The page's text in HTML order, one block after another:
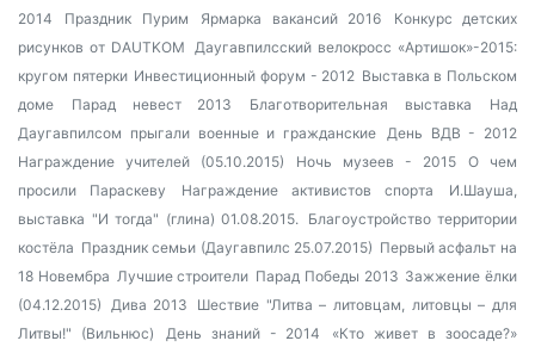
2014
Праздник Пурим Ярмарка вакансий 2016
Конкурс детских
рисунков от DAUTKOM Даугавпилсский велокросс «Артишок»-2015:
кругом пятерки Инвестиционный форум - 2012 Выставка в Польском
доме
Парад невест 2013 Благотворительная выставка
Над
Даугавпилсом прыгали военные и гражданские День ВДВ - 2012
Награждение учителей (05.10.2015)
Ночь музеев - 2015
О чем
просили Параскеву
Награждение активистов спорта
И.Шауша,
выставка "И тогда" (глина) 01.08.2015. Благоустройство территории
костёла Праздник семьи (Даугавпилс 25.07.2015) Первый асфальт на
18 Новембра Лучшие строители Парад Победы 2013 Зажжение ёлки
(04.12.2015) Дива 2013
Шествие "Литва – литовцам, литовцы – для
Литвы!" (Вильнюс)
День знаний - 2014
«Кто живет в зоосаде?»